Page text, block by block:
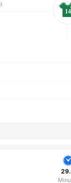
14